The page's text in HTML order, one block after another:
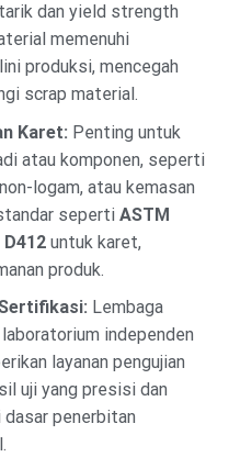
dan yield strength
memenuhi
produksi, mencegah
scrap material.
Karet: Penting untuk
atau komponen, seperti
logam, atau kemasan
seperti ASTM
untuk karet,
produk.
Lembaga
independen
layanan pengujian
uji yang presisi dan
penerbitan